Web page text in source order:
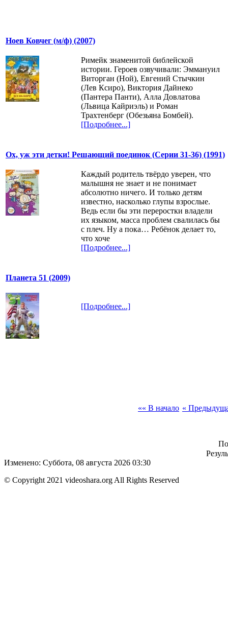
Ноев Ковчег (м/ф) (2007)
Римейк знаменитой библейской
истории. Героев озвучивали: Эммануил
Виторган (Ной), Евгений Стычкин
(Лев Ксиро), Виктория Дайнеко
(Пантера Панти), Алла Довлатова
(Львица Кайриэль) и Роман
Трахтенберг (Обезьяна Бомбей).
[Подробнее...]
Ох, уж эти детки! Решающий поединок (Серии 31-36) (1991)
Каждый родитель твёрдо уверен, что
малышня не знает и не понимает
абсолютно ничего. И только детям
известно, насколько глупы взрослые.
Ведь если бы эти переростки владели
их языком, масса проблем свалилась бы
с плеч. Ну а пока… Ребёнок делает то,
что хоче
[Подробнее...]
Планета 51 (2009)
[Подробнее...]
«« В начало «
Изменено: Суббота, 08 августа 2026 03:30
© Copyright 2021 videoshara.org All Rights Reserved